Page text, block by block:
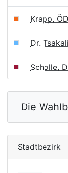
Krapp,
Dr.
Scholle,
Die
Stadtbezirk